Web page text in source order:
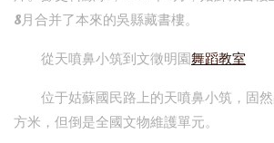
8月合并了本來的吳縣藏書樓。
從天噴鼻小筑到文徵明園舞蹈教室
位于姑蘇國民路上的天噴鼻小筑，固
方米，但倒是全國文物維護單元。